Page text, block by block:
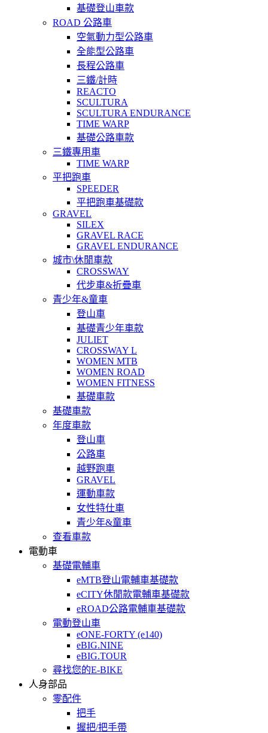
基礎登山車款
ROAD 公路車
空氣動力型公路車
全能型公路車
長程公路車
三鐵/計時
REACTO
SCULTURA
SCULTURA ENDURANCE
TIME WARP
基礎公路車款
三鐵專用車
TIME WARP
平把跑車
SPEEDER
平把跑車基礎款
GRAVEL
SILEX
GRAVEL RACE
GRAVEL ENDURANCE
城市\休閒車款
CROSSWAY
代步車&折疊車
青少年&童車
登山車
基礎青少年車款
JULIET
CROSSWAY L
WOMEN MTB
WOMEN ROAD
WOMEN FITNESS
基礎車款
基礎車款
年度車款
登山車
公路車
越野跑車
GRAVEL
運動車款
女性特仕車
青少年&童車
查看車款
電動車
基礎電輔車
eMTB登山電輔車基礎款
eCITY休閒款電輔車基礎款
eROAD公路電輔車基礎款
電動登山車
eONE-FORTY (e140)
eBIG.NINE
eBIG.TOUR
尋找您的E-BIKE
人身部品
零配件
把手
握把/把手帶